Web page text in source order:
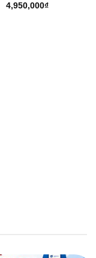
4,950,000₫